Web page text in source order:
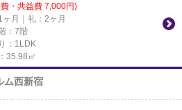
・共益費 7,000円)
ヶ月｜礼：2ヶ月
：7階
：1LDK
35.98㎡
ム西新宿